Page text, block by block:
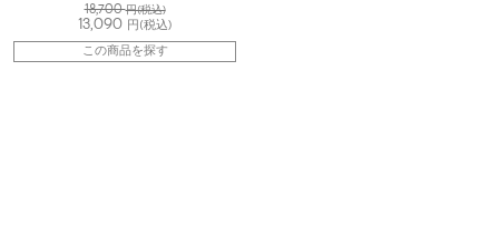
18,700円(税込)
13,090 円(税込)
この商品を探す